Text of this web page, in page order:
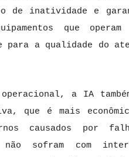
de inatividade e
que
a qualidade do
a IA
que é mais
causados por
sofram com